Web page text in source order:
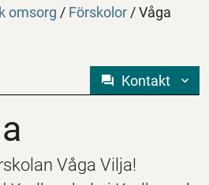
omsorg / Förskolor /Våga
Kontakt
Våga Vilja!